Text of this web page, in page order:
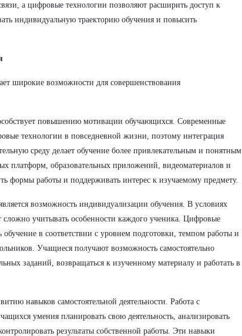
а цифровые технологии позволяют расширить доступ к
индивидуальную траекторию обучения и повысить
широкие возможности для совершенствования
повышению мотивации обучающихся. Современные
технологии в повседневной жизни, поэтому интеграция
среду делает обучение более привлекательным и понятным
платформ, образовательных приложений, видеоматериалов и
формы работы и поддерживать интерес к изучаемому предмету.
возможность индивидуализации обучения. В условиях
сложно учитывать особенности каждого ученика. Цифровые
в соответствии с уровнем подготовки, темпом работы и
Учащиеся получают возможность самостоятельно
заданий, возвращаться к изученному материалу и работать в
навыков самостоятельной деятельности. Работа с
умения планировать свою деятельность, анализировать
результаты собственной работы. Эти навыки